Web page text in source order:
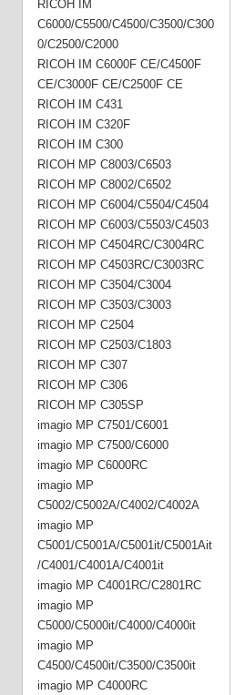
RICOH IM
C6000/C5500/C4500/C3500/C300
0/C2500/C2000
RICOH IM C6000F CE/C4500F
CE/C3000F CE/C2500F CE
RICOH IM C431
RICOH IM C320F
RICOH IM C300
RICOH MP C8003/C6503
RICOH MP C8002/C6502
RICOH MP C6004/C5504/C4504
RICOH MP C6003/C5503/C4503
RICOH MP C4504RC/C3004RC
RICOH MP C4503RC/C3003RC
RICOH MP C3504/C3004
RICOH MP C3503/C3003
RICOH MP C2504
RICOH MP C2503/C1803
RICOH MP C307
RICOH MP C306
RICOH MP C305SP
imagio MP C7501/C6001
imagio MP C7500/C6000
imagio MP C6000RC
imagio MP
C5002/C5002A/C4002/C4002A
imagio MP
C5001/C5001A/C5001it/C5001Ait
/C4001/C4001A/C4001it
imagio MP C4001RC/C2801RC
imagio MP
C5000/C5000it/C4000/C4000it
imagio MP
C4500/C4500it/C3500/C3500it
imagio MP C4000RC